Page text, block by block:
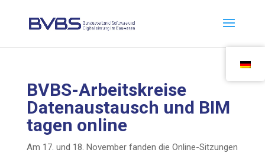
BVBS-Arbeits­krei­se
Daten­aus­tausch und BIM
tagen online
Am 17. und 18. Novem­ber fan­den die Online-Sit­zun­gen